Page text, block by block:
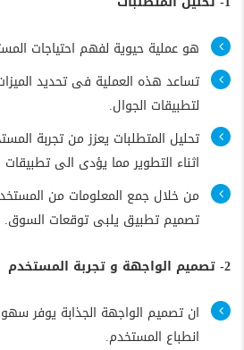
هو عملية حيوية لفهم احتياجات
تساعد هذه العملية فى تحديد
لتطبيقات الجوال.
تحليل المتطلبات يعزز من تجربة
اثناء التطوير مما يؤدى الى تطبيقات
من خلال جمع المعلومات من
تصميم تطبيق يلبى توقعات السوق.
2- تصميم الواجهة و تجربة المستخدم
ان تصميم الواجهة الجذابة يوفر
انطباع المستخدم.